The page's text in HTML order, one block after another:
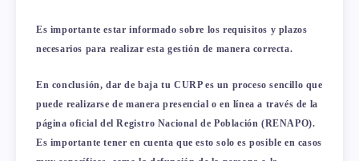
Es importante estar informado sobre los requisitos y plazos
necesarios para realizar esta gestión de manera correcta.
En conclusión, dar de baja tu CURP es un proceso sencillo que
puede realizarse de manera presencial o en línea a través de la
página oficial del Registro Nacional de Población (RENAPO).
Es importante tener en cuenta que esto solo es posible en casos